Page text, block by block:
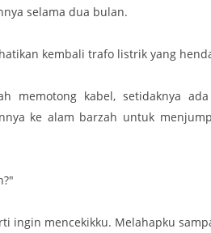
selama dua bulan.
kembali trafo listrik yang
memotong kabel, setidaknya
ke alam barzah untuk
ingin mencekikku. Melahapku